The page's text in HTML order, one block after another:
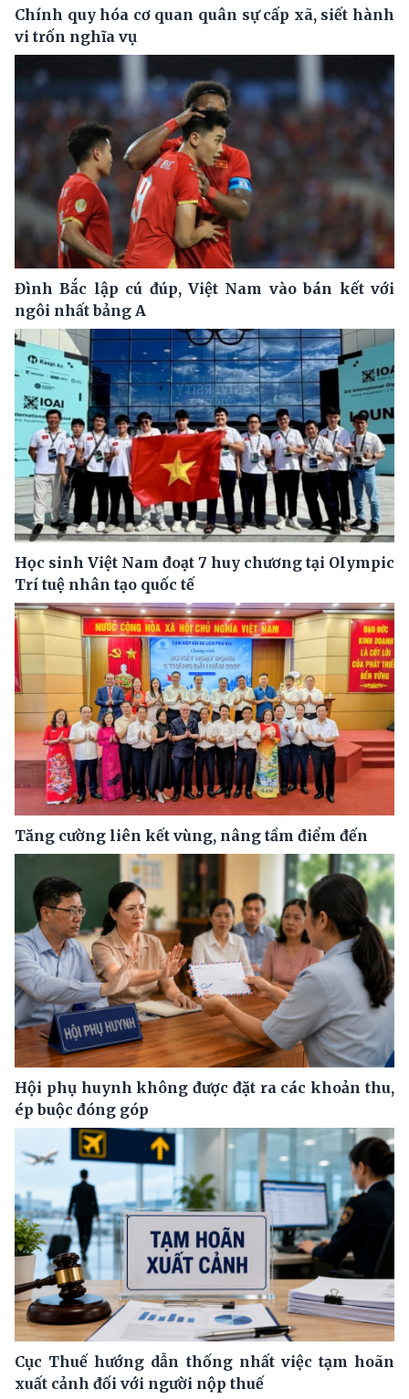
Chính quy hóa cơ quan quân sự cấp xã, siết hành
vi trốn nghĩa vụ
Đình Bắc lập cú đúp, Việt Nam vào bán kết với
ngôi nhất bảng A
Học sinh Việt Nam đoạt 7 huy chương tại Olympic
Trí tuệ nhân tạo quốc tế
Tăng cường liên kết vùng, nâng tầm điểm đến
Hội phụ huynh không được đặt ra các khoản thu,
ép buộc đóng góp
Cục Thuế hướng dẫn thống nhất việc tạm hoãn
xuất cảnh đối với người nộp thuế